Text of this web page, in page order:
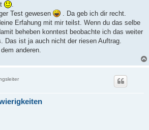
.
Test gewesen
. Da geb ich dir recht.
Erfahung mit mir teilst. Wenn du das selbe
beheben konntest beobachte ich das weiter
Das ist ja auch nicht der riesen Auftrag.
anderen.